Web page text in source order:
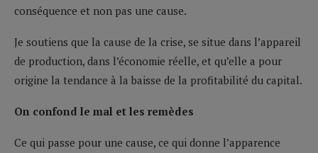
conséquence et non pas une cause.
Je soutiens que la cause de la crise, se situe dans l’appareil
de production, dans l’économie réelle, et qu’elle a pour
origine la tendance à la baisse de la profitabilité du capital.
On confond le mal et les remèdes
Ce qui passe pour une cause, ce qui donne l’apparence